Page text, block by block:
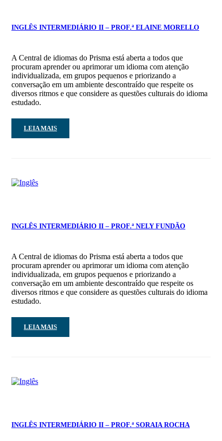
INGLÊS INTERMEDIÁRIO II – PROF.ª ELAINE MORELLO
A Central de idiomas do Prisma está aberta a todos que
procuram aprender ou aprimorar um idioma com atenção
individualizada, em grupos pequenos e priorizando a
conversação em um ambiente descontraído que respeite os
diversos ritmos e que considere as questões culturais do idioma
estudado.
LEIA MAIS
INGLÊS INTERMEDIÁRIO II – PROF.ª NELY FUNDÃO
A Central de idiomas do Prisma está aberta a todos que
procuram aprender ou aprimorar um idioma com atenção
individualizada, em grupos pequenos e priorizando a
conversação em um ambiente descontraído que respeite os
diversos ritmos e que considere as questões culturais do idioma
estudado.
LEIA MAIS
INGLÊS INTERMEDIÁRIO II – PROF.ª SORAIA ROCHA